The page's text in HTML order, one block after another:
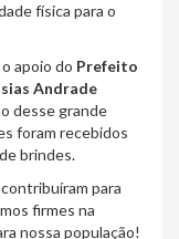
física para o
apoio do Prefeito
Andrade
desse grande
foram recebidos
brindes.
para
firmes na
nossa população!